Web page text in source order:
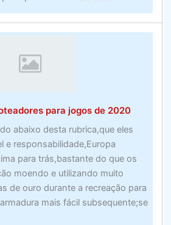
Prime
cento
de
custos
para
empresas
de
todos
os
para jogos de 2020
abaixo desta rubrica,que eles
e responsabilidade,Europa
para trás,bastante do que os
moendo e utilizando muito
de ouro durante a recreação para
mais fácil subsequente;se